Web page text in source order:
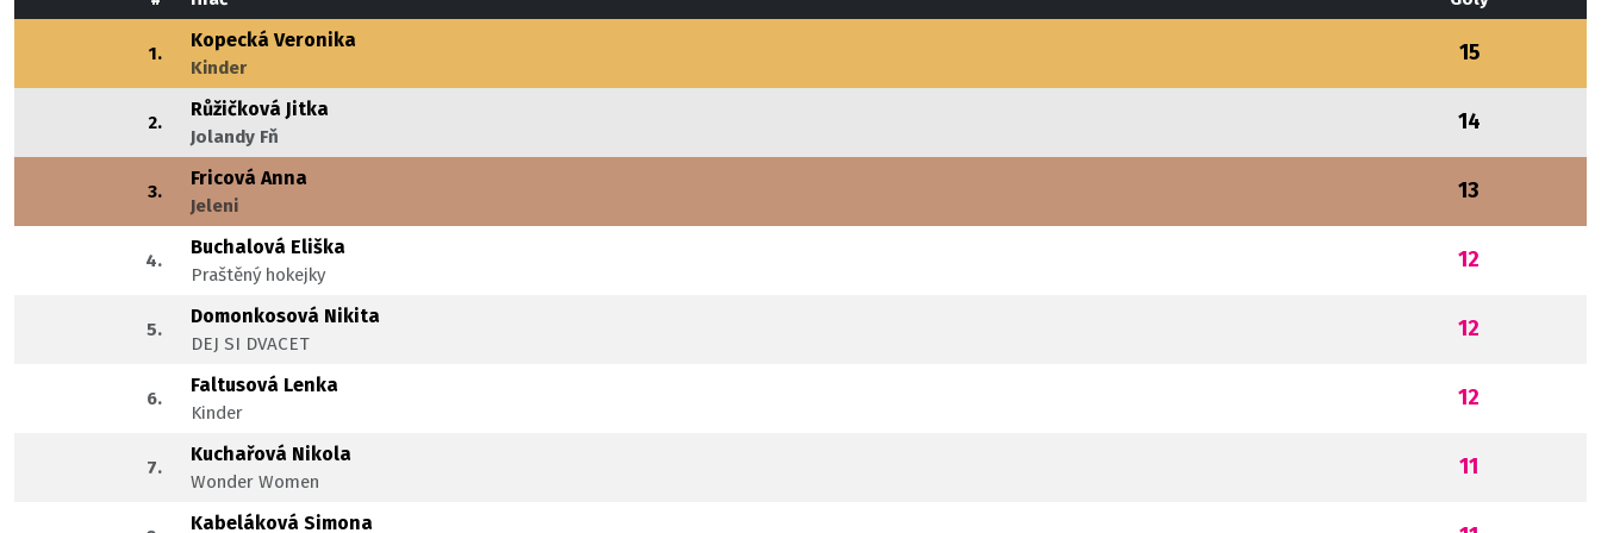
1.
Kopecká Veronika
Kinder
15
2.
Růžičková Jitka
Jolandy Fň
14
3.
Fricová Anna
Jeleni
13
4.
Buchalová Eliška
Praštěný hokejky
12
5.
Domonkosová Nikita
DEJ SI DVACET
12
6.
Faltusová Lenka
Kinder
12
7.
Kuchařová Nikola
Wonder Women
11
Kabeláková Simona